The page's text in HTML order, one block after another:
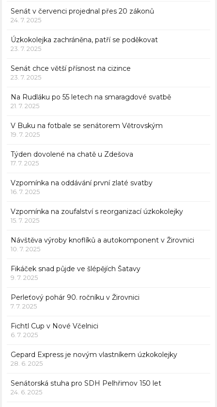
Senát v červenci projednal přes 20 zákonů
24. 7. 2025
Úzkokolejka zachráněna, patří se poděkovat
23. 7. 2025
Senát chce větší přísnost na cizince
23. 7. 2025
Na Rudláku po 55 letech na smaragdové svatbě
21. 7. 2025
V Buku na fotbale se senátorem Větrovským
19. 7. 2025
Týden dovolené na chatě u Zdešova
17. 7. 2025
Vzpomínka na oddávání první zlaté svatby
16. 7. 2025
Vzpomínka na zoufalství s reorganizací úzkokolejky
15. 7. 2025
Návštěva výroby knoflíků a autokomponent v Žirovnici
10. 7. 2025
Fikáček snad půjde ve šlépějích Šatavy
9. 7. 2025
Perleťový pohár 90. ročníku v Žirovnici
7. 7. 2025
Fichtl Cup v Nové Včelnici
6. 7. 2025
Gepard Express je novým vlastníkem úzkokolejky
28. 6. 2025
Senátorská stuha pro SDH Pelhřimov 150 let
24. 6. 2025